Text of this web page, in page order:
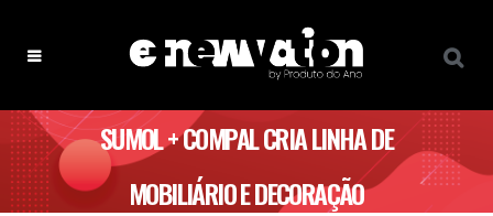
SUMOL + COMPAL CRIA LINHA DE
MOBILIÁRIO E DECORAÇÃO